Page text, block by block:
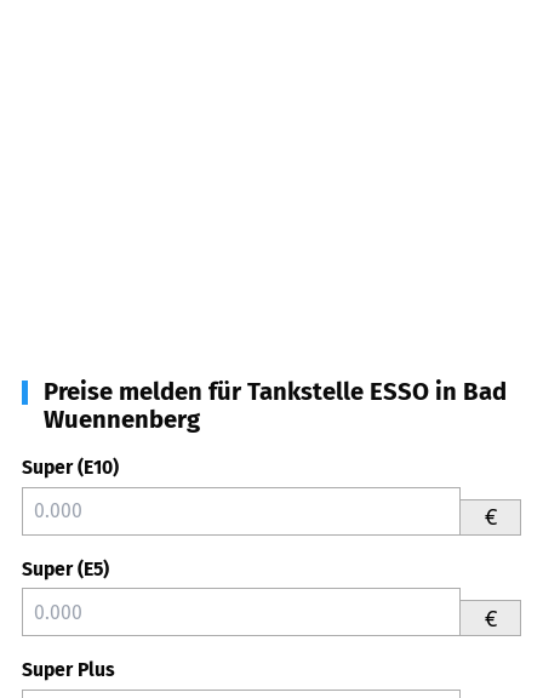
Preise melden für Tankstelle ESSO in Bad
Wuennenberg
Super (E10)
€
Super (E5)
€
Super Plus